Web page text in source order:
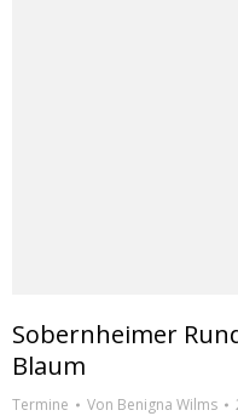
Sobernheimer
Blaum
Termine Von Benigna Wilms